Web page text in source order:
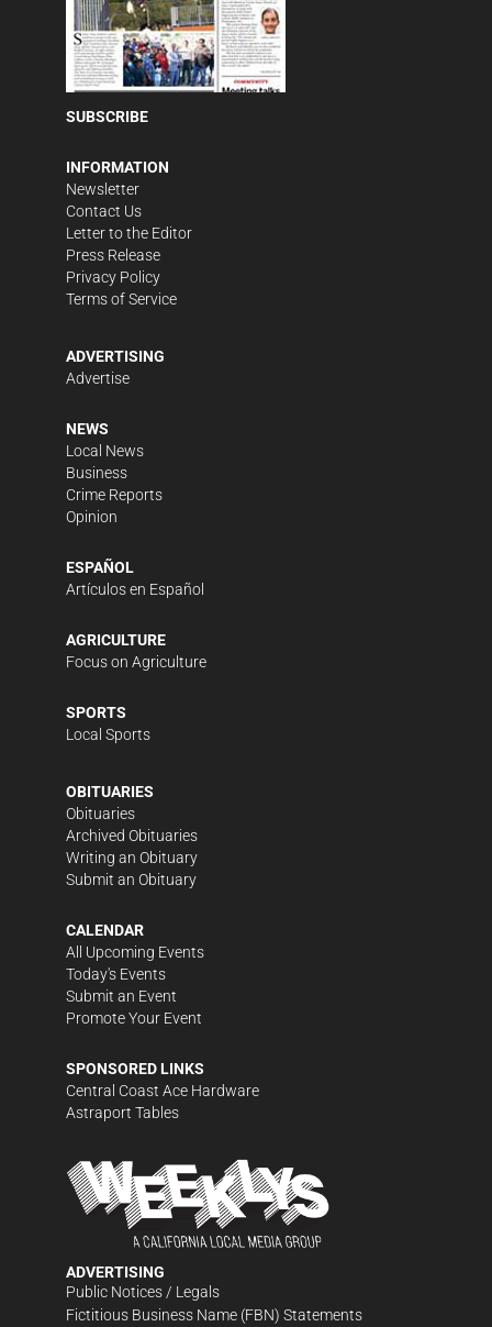
SUBSCRIBE
INFORMATION
Newsletter
Contact Us
Letter to the Editor
Press Release
Privacy Policy
Terms of Service
ADVERTISING
Advertise
NEWS
Local News
Business
Crime Reports
Opinion
ESPAÑOL
Artículos en Español
AGRICULTURE
Focus on Agriculture
SPORTS
Local Sports
OBITUARIES
Obituaries
Archived Obituaries
Writing an Obituary
Submit an Obituary
CALENDAR
All Upcoming Events
Today's Events
Submit an Event
Promote Your Event
SPONSORED LINKS
Central Coast Ace Hardware
Astraport Tables
ADVERTISING
Public Notices / Legals
Fictitious Business Name (FBN) Statements